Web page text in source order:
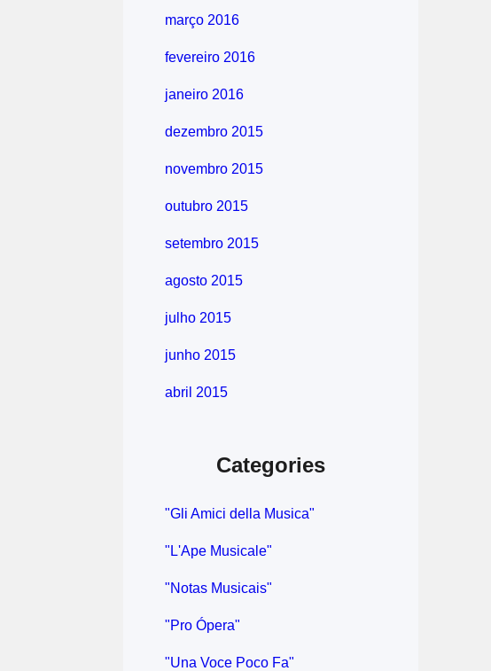
março 2016
fevereiro 2016
janeiro 2016
dezembro 2015
novembro 2015
outubro 2015
setembro 2015
agosto 2015
julho 2015
junho 2015
abril 2015
Categories
"Gli Amici della Musica"
"L'Ape Musicale"
"Notas Musicais"
"Pro Ópera"
"Una Voce Poco Fa"